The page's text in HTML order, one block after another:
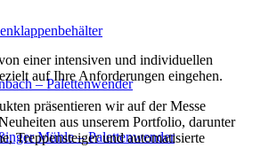
– Palettenwender
Mühle – Palettenwender
einer intensiven und individuellen
auf Ihre Anforderungen eingehen.
präsentieren wir auf der Messe
aus unserem Portfolio, darunter
Treppensteiger und automatisierte